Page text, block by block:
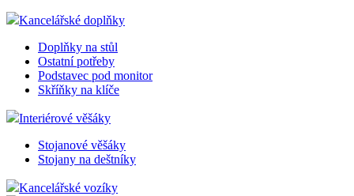
Kancelářské doplňky
Doplňky na stůl
Ostatní potřeby
Podstavec pod monitor
Skříňky na klíče
Interiérové věšáky
Stojanové věšáky
Stojany na deštníky
Kancelářské vozíky